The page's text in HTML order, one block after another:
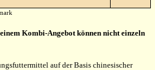
Kombi-Angebot können nicht einzeln
auf der Basis chinesischer